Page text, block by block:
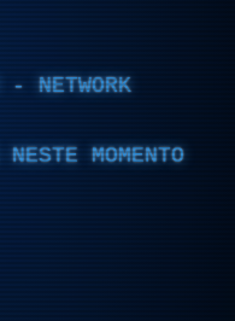
NETWORK
MOMENTO